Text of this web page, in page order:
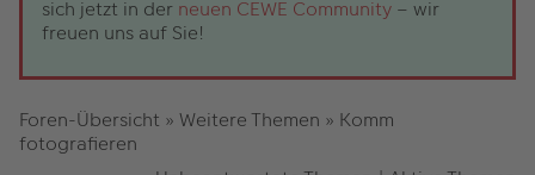
sich jetzt in der neuen CEWE Community – wir
freuen uns auf Sie!
Foren-Übersicht » Weitere Themen » Komm
fotografieren